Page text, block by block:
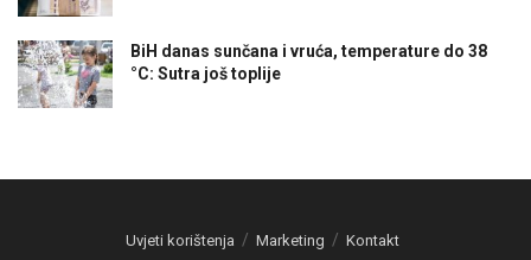
BiH danas sunčana i vruća, temperature do 38
°C: Sutra još toplije
Uvjeti korištenja Marketing Kontakt